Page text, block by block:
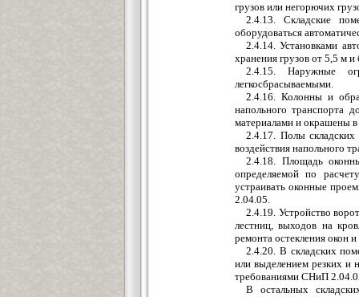
грузов или негорючих
2.4.13. Складские
оборудоваться
2.4.14. Установками
хранения грузов от 5,5 м
2.4.15. Наружные
легкосбрасываемыми.
2.4.16. Колонны и
напольного транспорта
материалами и окрашены
2.4.17. Полы
воздействия напольного
2.4.18. Площадь
определяемой по
устраивать оконные
2.04.05.
2.4.19. Устройство
лестниц, выходов на
ремонта остекления окон
2.4.20. В складских
или выделением резких и
требованиями СНиП
В остальных